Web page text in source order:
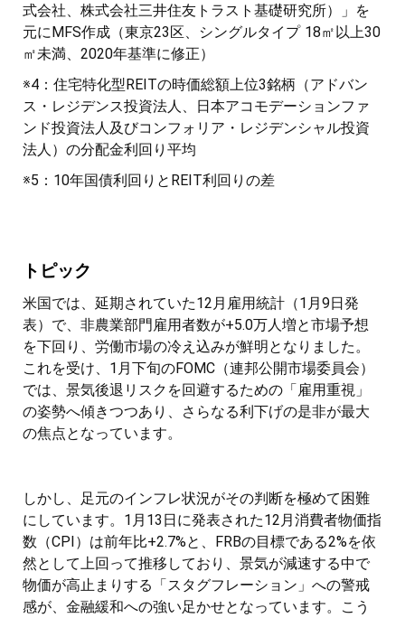
式会社、株式会社三井住友トラスト基礎研究所）」を
元にMFS作成（東京23区、シングルタイプ 18㎡以上30
㎡未満、2020年基準に修正）
※4：住宅特化型REITの時価総額上位3銘柄（アドバン
ス・レジデンス投資法人、日本アコモデーションファ
ンド投資法人及びコンフォリア・レジデンシャル投資
法人）の分配金利回り平均
※5：10年国債利回りとREIT利回りの差
トピック
米国では、延期されていた12月雇用統計（1月9日発
表）で、非農業部門雇用者数が+5.0万人増と市場予想
を下回り、労働市場の冷え込みが鮮明となりました。
これを受け、1月下旬のFOMC（連邦公開市場委員会）
では、景気後退リスクを回避するための「雇用重視」
の姿勢へ傾きつつあり、さらなる利下げの是非が最大
の焦点となっています。
しかし、足元のインフレ状況がその判断を極めて困難
にしています。1月13日に発表された12月消費者物価指
数（CPI）は前年比+2.7%と、FRBの目標である2%を依
然として上回って推移しており、景気が減速する中で
物価が高止まりする「スタグフレーション」への警戒
感が、金融緩和への強い足かせとなっています。こう